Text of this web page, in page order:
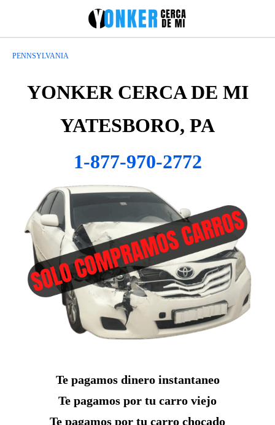
PENNSYLVANIA
YONKER CERCA DE MI
YATESBORO, PA
1-877-970-2772
Te pagamos dinero instantaneo
Te pagamos por tu carro viejo
Te pagamos por tu carro chocado